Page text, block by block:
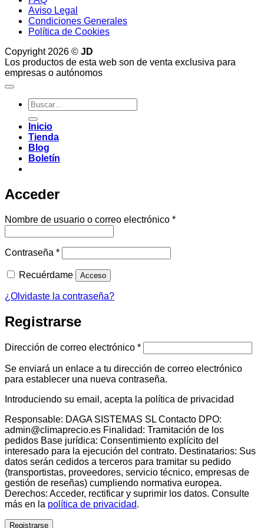
Aviso Legal
Condiciones Generales
Política de Cookies
Copyright 2026 © JD
Los productos de esta web son de venta exclusiva para
empresas o autónomos
Buscar
por:
Inicio
Tienda
Blog
Boletín
Acceder
Nombre de usuario o correo electrónico *Obligatorio
Contraseña *Obligatorio
Recuérdame Acceso
¿Olvidaste la contraseña?
Registrarse
Dirección de correo electrónico *Obligatorio
Se enviará un enlace a tu dirección de correo electrónico
para establecer una nueva contraseña.
Introduciendo su email, acepta la política de privacidad
Responsable: DAGA SISTEMAS SL Contacto DPO:
admin@climaprecio.es Finalidad: Tramitación de los
pedidos Base jurídica: Consentimiento explícito del
interesado para la ejecución del contrato. Destinatarios: Sus
datos serán cedidos a terceros para tramitar su pedido
(transportistas, proveedores, servicio técnico, empresas de
gestión de reseñas) cumpliendo normativa europea.
Derechos: Acceder, rectificar y suprimir los datos. Consulte
más en la política de privacidad.
Registrarse